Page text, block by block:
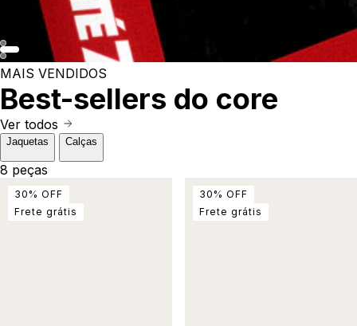
MAIS VENDIDOS
Best-sellers do core
Ver todos
Jaquetas Calças
8 peças
30 % OFF
Frete grátis
30 % OFF
Frete grátis